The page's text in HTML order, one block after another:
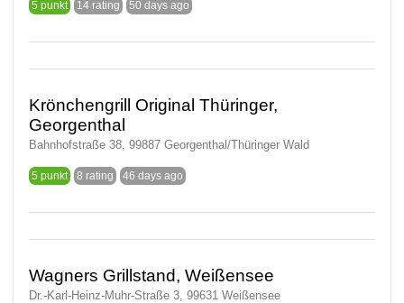
5 punkt 14 rating 50 days ago
Krönchengrill Original Thüringer,
Georgenthal
Bahnhofstraße 38, 99887 Georgenthal/Thüringer Wald
5 punkt 8 rating 46 days ago
Wagners Grillstand, Weißensee
Dr.-Karl-Heinz-Muhr-Straße 3, 99631 Weißensee